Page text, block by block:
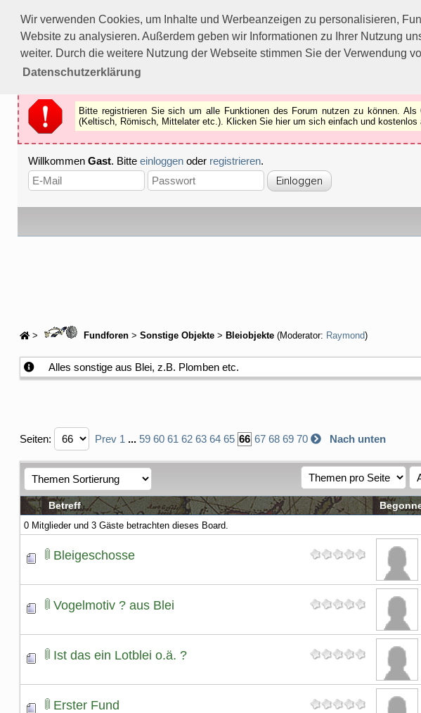
Wir verwenden Cookies, um Inhalte und Werbeanzeigen zu personalisieren,
Website zu analysieren. Außerdem geben wir Informationen zu Ihrer Nutzung
weiter. Durch die weitere Nutzung der Webseite stimmen Sie der Verwendung
Datenschutzerklärung
Bitte registrieren Sie sich um alle Funktionen des Forums nutzen zu können.
Als Gast können Sie z.B.keine Bilderbetrachten.
Registrieren
Schliessen
Bitte registrieren Sie sich um alle Funktionen des Forum nutzen zu können.
(Keltisch, Römisch, Mittelater etc.). Klicken Sie hier um sich einfach und kostenlos
Willkommen Gast. Bitte einloggen oder registrieren.
> Fundforen > Sonstige Objekte > Bleiobjekte (Moderator: Raymond)
Alles sonstige aus Blei, z.B. Plomben etc.
Seiten: Prev 1 ... 59 60 61 62 63 64 65 66 67 68 69 70 Nach unten
Betreff
0 Mitglieder und 3 Gäste betrachten dieses Board.
Bleigeschosse
Vogelmotiv ? aus Blei
Ist das ein Lotblei o.ä. ?
Erster Fund